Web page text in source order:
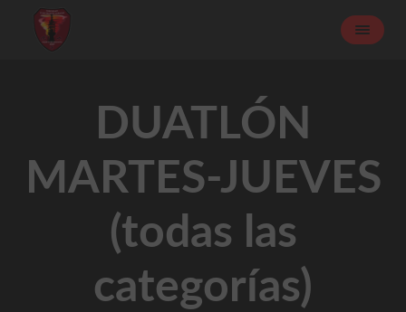
DUATLÓN
MARTES-JUEVES
(todas las
categorías)